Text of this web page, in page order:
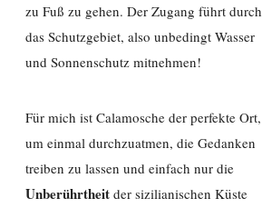
zu Fuß zu gehen. Der Zugang führt durch
das Schutzgebiet, also unbedingt Wasser
und Sonnenschutz mitnehmen!
Für mich ist Calamosche der perfekte Ort,
um einmal durchzuatmen, die Gedanken
treiben zu lassen und einfach nur die
Unberührtheit der sizilianischen Küste